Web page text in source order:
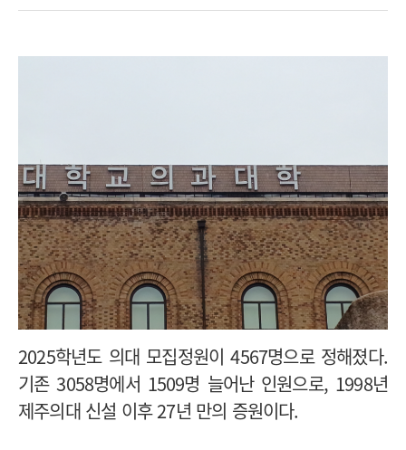
2025학년도 의대 모집정원이 4567명으로 정해졌다.
기존 3058명에서 1509명 늘어난 인원으로, 1998년
제주의대 신설 이후 27년 만의 증원이다.